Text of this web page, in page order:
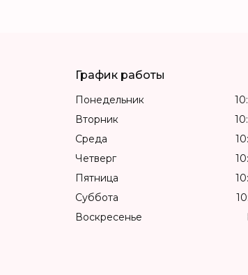
График работы
Понедельник
Вторник
Среда
Четверг
Пятница
Суббота
Воскресенье